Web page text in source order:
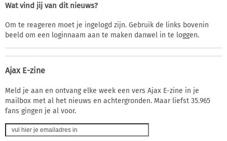
Wat vind jij van dit nieuws?
Om te reageren moet je ingelogd zijn. Gebruik de links bovenin
beeld om een loginnaam aan te maken danwel in te loggen.
Ajax E-zine
Meld je aan en ontvang elke week een vers Ajax E-zine in je
mailbox met al het nieuws en achtergronden. Maar liefst 35.965
fans gingen je al voor.